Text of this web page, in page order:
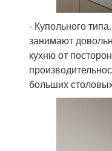
- Купольного
занимают
кухню от
больших